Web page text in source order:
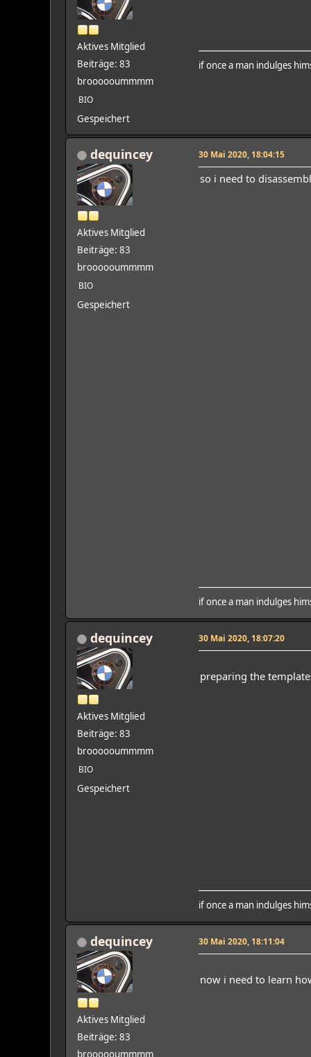
Aktives Mitglied
Beiträge: 83
broooooummmm
BIO
Gespeichert
if once a man indulges
dequincey
Aktives Mitglied
Beiträge: 83
broooooummmm
BIO
Gespeichert
30 Mai 2020, 18:04:15
so i need to
if once a man indulges
dequincey
Aktives Mitglied
Beiträge: 83
broooooummmm
BIO
Gespeichert
30 Mai 2020, 18:07:20
preparing the
if once a man indulges
dequincey
Aktives Mitglied
Beiträge: 83
broooooummmm
30 Mai 2020, 18:11:04
now i need to learn